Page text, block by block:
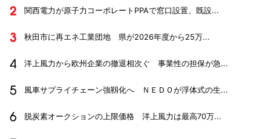
関西電力が原子力コーポレートPPAで窓口設置、既設...
秋田市に再エネ工業団地 県が2026年度から25万...
洋上風力から欧州企業の撤退相次ぐ 事業性の担保が急...
風車サプライチェーン強靱化へ ＮＥＤＯが浮体式の生...
脱炭素オークションの上限価格 洋上風力は最高70万...